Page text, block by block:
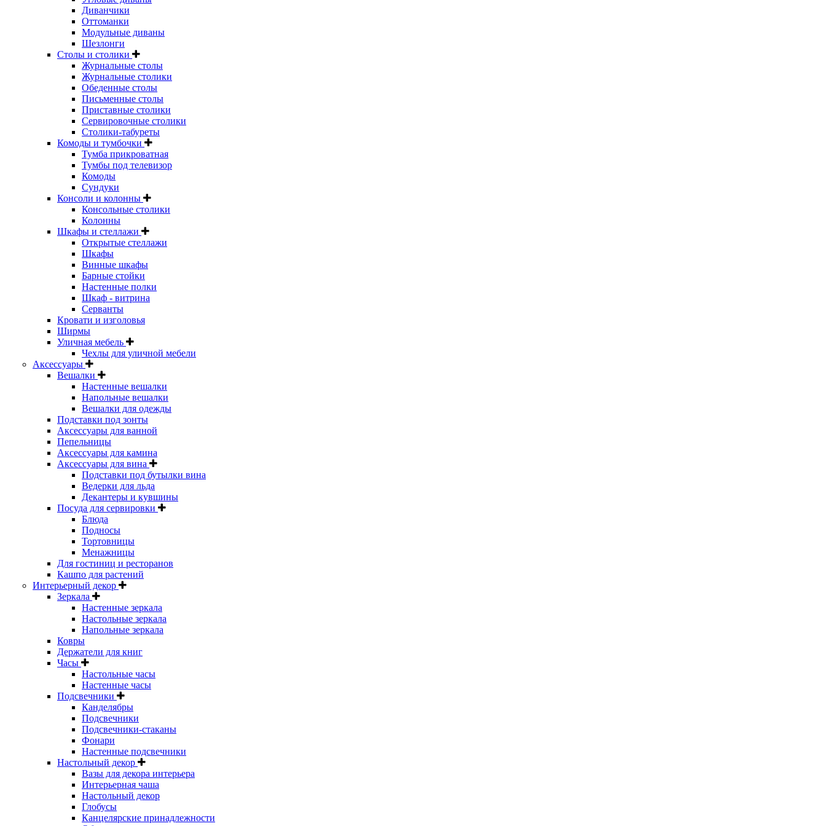
Диванчики
Оттоманки
Модульные диваны
Шезлонги
Столы и столики
Журнальные столы
Журнальные столики
Обеденные столы
Письменные столы
Приставные столики
Сервировочные столики
Столики-табуреты
Комоды и тумбочки
Тумба прикроватная
Тумбы под телевизор
Комоды
Сундуки
Консоли и колонны
Консольные столики
Колонны
Шкафы и стеллажи
Открытые стеллажи
Шкафы
Винные шкафы
Барные стойки
Настенные полки
Шкаф - витрина
Серванты
Кровати и изголовья
Ширмы
Уличная мебель
Чехлы для уличной мебели
Аксессуары
Вешалки
Настенные вешалки
Напольные вешалки
Вешалки для одежды
Подставки под зонты
Аксессуары для ванной
Пепельницы
Аксессуары для камина
Аксессуары для вина
Подставки под бутылки вина
Ведерки для льда
Декантеры и кувшины
Посуда для сервировки
Блюда
Подносы
Тортовницы
Менажницы
Для гостиниц и ресторанов
Кашпо для растений
Интерьерный декор
Зеркала
Настенные зеркала
Настольные зеркала
Напольные зеркала
Ковры
Держатели для книг
Часы
Настольные часы
Настенные часы
Подсвечники
Канделябры
Подсвечники
Подсвечники-стаканы
Фонари
Настенные подсвечники
Настольный декор
Вазы для декора интерьера
Интерьерная чаша
Настольный декор
Глобусы
Канцелярские принадлежности